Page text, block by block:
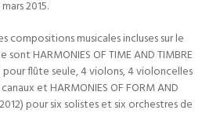
2015.
compositions musicales incluses sur le
sont HARMONIES OF TIME AND TIMBRE
pour flûte seule, 4 violons, 4 violoncelles
et HARMONIES OF FORM AND
pour six solistes et six orchestres de